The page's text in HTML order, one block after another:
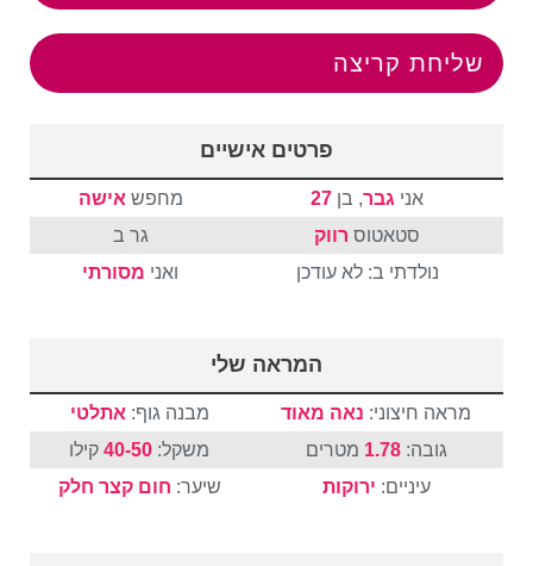
שליחת קריצה
פרטים אישיים
אני גבר, בן 27 מחפש אישה
סטאטוס רווק
גר ב
נולדתי ב: לא עודכן
ואני מסורתי
המראה שלי
מראה חיצוני: נאה מאוד מבנה גוף: אתלטי
גובה:1.78 מטרים משקל: 40-50 קילו
עיניים: ירוקות שיער: חום קצר חלק